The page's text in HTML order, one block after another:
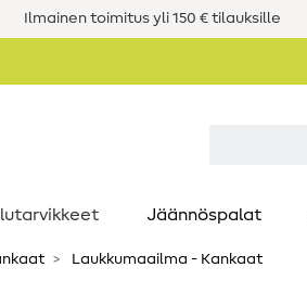
Ilmainen toimitus yli 150 € tilauksille
Jäännöspalat
Laukkumaailma - Kankaat